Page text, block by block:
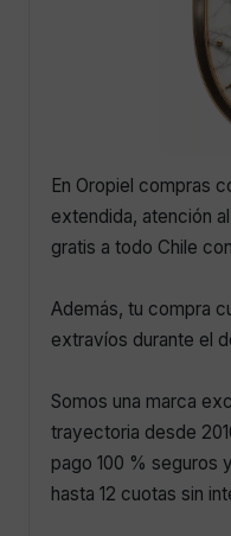
En Oropiel compras
extendida, atención
gratis a todo Chile
Además, tu compra
extravíos durante el
Somos una marca
trayectoria desde
pago 100 % seguros
hasta 12 cuotas sin